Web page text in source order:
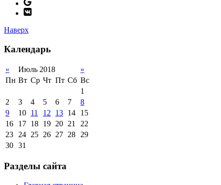
Наверх
Календарь
« Июль 2018
»
Пн Вт Ср Чт Пт Сб Вс
1
2
3 4 5 6 7
8
9
10 11 12 13 14
15
16
17 18 19 20 21
22
23 24 25 26 27 28 29
30 31
Разделы сайта